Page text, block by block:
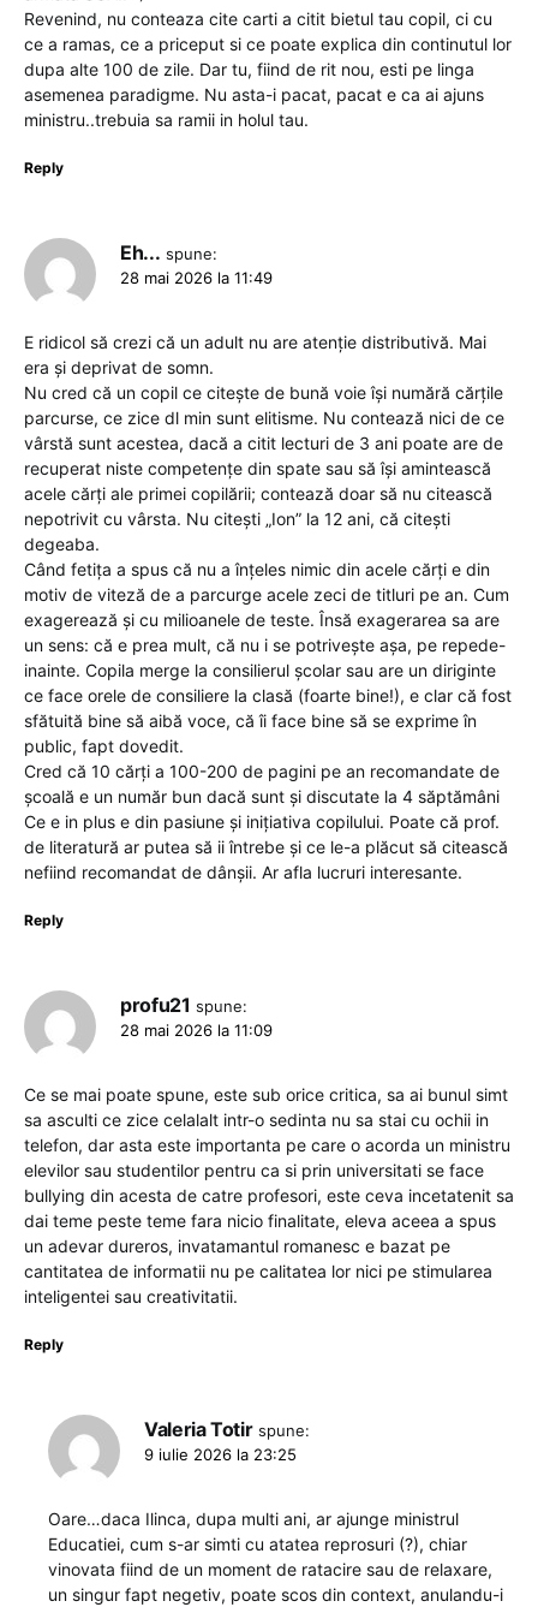
Revenind, nu conteaza cite carti a citit bietul tau copil, ci cu
ce a ramas, ce a priceput si ce poate explica din continutul lor
dupa alte 100 de zile. Dar tu, fiind de rit nou, esti pe linga
asemenea paradigme. Nu asta-i pacat, pacat e ca ai ajuns
ministru..trebuia sa ramii in holul tau.
Reply
Eh... spune:
28 mai 2026 la 11:49
E ridicol să crezi că un adult nu are atenție distributivă. Mai
era și deprivat de somn.
Nu cred că un copil ce citește de bună voie își numără cărțile
parcurse, ce zice dl min sunt elitisme. Nu contează nici de ce
vârstă sunt acestea, dacă a citit lecturi de 3 ani poate are de
recuperat niste competențe din spate sau să își amintească
acele cărți ale primei copilării; contează doar să nu citească
nepotrivit cu vârsta. Nu citești „Ion” la 12 ani, că citești
degeaba.
Când fetița a spus că nu a înțeles nimic din acele cărți e din
motiv de viteză de a parcurge acele zeci de titluri pe an. Cum
exagerează și cu milioanele de teste. Însă exagerarea sa are
un sens: că e prea mult, că nu i se potrivește așa, pe repede-
inainte. Copila merge la consilierul școlar sau are un diriginte
ce face orele de consiliere la clasă (foarte bine!), e clar că fost
sfătuită bine să aibă voce, că îi face bine să se exprime în
public, fapt dovedit.
Cred că 10 cărți a 100-200 de pagini pe an recomandate de
școală e un număr bun dacă sunt și discutate la 4 săptămâni
Ce e in plus e din pasiune și inițiativa copilului. Poate că prof.
de literatură ar putea să ii întrebe și ce le-a plăcut să citească
nefiind recomandat de dânșii. Ar afla lucruri interesante.
Reply
profu21 spune:
28 mai 2026 la 11:09
Ce se mai poate spune, este sub orice critica, sa ai bunul simt
sa asculti ce zice celalalt intr-o sedinta nu sa stai cu ochii in
telefon, dar asta este importanta pe care o acorda un ministru
elevilor sau studentilor pentru ca si prin universitati se face
bullying din acesta de catre profesori, este ceva incetatenit sa
dai teme peste teme fara nicio finalitate, eleva aceea a spus
un adevar dureros, invatamantul romanesc e bazat pe
cantitatea de informatii nu pe calitatea lor nici pe stimularea
inteligentei sau creativitatii.
Reply
Valeria Totir spune:
9 iulie 2026 la 23:25
Oare…daca Ilinca, dupa multi ani, ar ajunge ministrul
Educatiei, cum s-ar simti cu atatea reprosuri (?), chiar
vinovata fiind de un moment de ratacire sau de relaxare,
un singur fapt negetiv, poate scos din context, anulandu-i